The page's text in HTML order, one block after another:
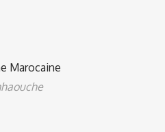
Marocaine